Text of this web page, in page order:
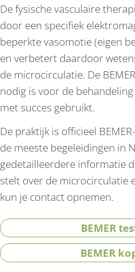
De fysische vasculaire
door een specifiek
beperkte vasomotie (eigen
en verbetert daardoor
de microcirculatie. De
nodig is voor de
met succes gebruikt.
De praktijk is officieel
de meeste begeleidingen in
gedetailleerdere informatie
stelt over de microcirculatie
kun je contact opnemen.
BEMER
BEMER